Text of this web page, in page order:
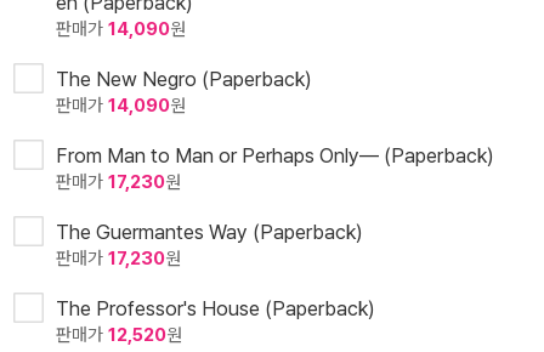
판매가 14,090원
The New Negro (Paperback)
판매가 14,090원
From Man to Man or Perhaps Only— (Paperback)
판매가 17,230원
The Guermantes Way (Paperback)
판매가 17,230원
The Professor's House (Paperback)
판매가 12,520원